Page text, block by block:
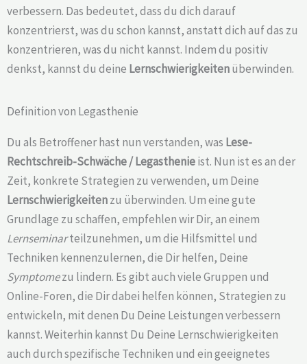
verbessern. Das bedeutet, dass du dich darauf
konzentrierst, was du schon kannst, anstatt dich auf das zu
konzentrieren, was du nicht kannst. Indem du positiv
denkst, kannst du deine Lernschwierigkeitenüberwinden.
Definition von Legasthenie
Du als Betroffener hast nun verstanden, was Lese-
Rechtschreib-Schwäche /Legasthenieist. Nun ist es an der
Zeit, konkrete Strategien zu verwenden, um Deine
Lernschwierigkeitenzu überwinden. Um eine gute
Grundlage zu schaffen, empfehlen wir Dir, an einem
Lernseminarteilzunehmen, um die Hilfsmittel und
Techniken kennenzulernen, die Dir helfen, Deine
Symptomezu lindern. Es gibt auch viele Gruppen und
Online-Foren, die Dir dabei helfen können, Strategien zu
entwickeln, mit denen Du Deine Leistungen verbessern
kannst. Weiterhin kannst Du Deine Lernschwierigkeiten
auch durch spezifische Techniken und ein geeignetes